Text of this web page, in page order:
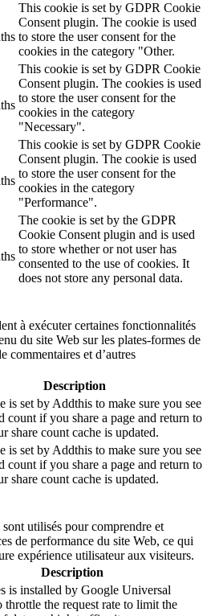
This cookie is set by GDPR Cookie
Consent plugin. The cookie is used
to store the user consent for the
cookies in the category "Other.
This cookie is set by GDPR Cookie
Consent plugin. The cookies is used
to store the user consent for the
cookies in the category
"Necessary".
This cookie is set by GDPR Cookie
Consent plugin. The cookie is used
to store the user consent for the
cookies in the category
"Performance".
The cookie is set by the GDPR
Cookie Consent plugin and is used
to store whether or not user has
consented to the use of cookies. It
does not store any personal data.
à exécuter certaines fonctionnalités
du site Web sur les plates-formes de
commentaires et d’autres
Description
is set by Addthis to make sure you see
count if you share a page and return to
share count cache is updated.
is set by Addthis to make sure you see
count if you share a page and return to
share count cache is updated.
utilisés pour comprendre et
de performance du site Web, ce qui
expérience utilisateur aux visiteurs.
Description
is installed by Google Universal
the request rate to limit the